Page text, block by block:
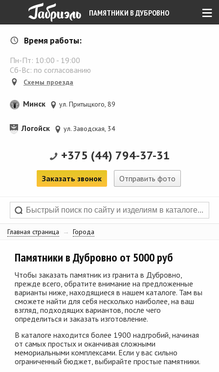
≡
ПАМЯТНИКИ В ДУБРОВНО
Время работы:
Пн-Пт: 10:00 - 19:00
Сб-Вс: по согласованию
Схемы проезда
Минск ул. Притыцкого, 89
Логойск ул. Заводская, 34
+375 (44) 794-37-31
Заказать звонок Отправить фото
Главная страница → Города
Памятники в Дубровно от 5000 руб
Чтобы заказать памятник из гранита в Дубровно,
прежде всего, обратите внимание на предложенные
варианты ниже, находящиеся в нашем каталоге. Там вы
сможете найти для себя несколько наиболее, на ваш
взгляд, подходящих вариантов, после чего
определиться и заказать изготовление.
В каталоге находится более 1900 надгробий, начиная
от самых простых и оканчивая сложными
мемориальными комплексами. Если у вас сильно
ограниченный бюджет, выбирайте простые памятники.